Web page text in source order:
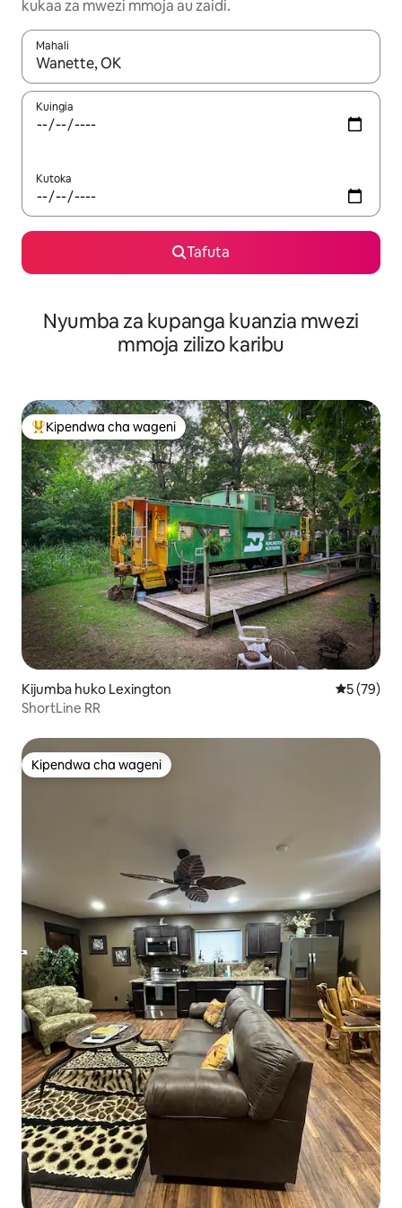
kukaa za mwezi mmoja au zaidi.
Mahali
Wakati matokeo yanapatikana, vinjari kwa kutumia vitufe vya
Kuingia
Kutoka
Tafuta
Nyumba za kupanga kuanzia mwezi
mmoja zilizo karibu
Kipendwa maarufu cha wageni
Kipendwa cha wageni
Kijumba huko Lexington Ukadiriaji
5 (79)
ShortLine RR
Kipendwa cha wageni
Kipendwa cha wageni